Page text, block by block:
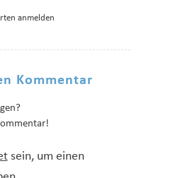
anmelden
Kommentar
sein, um einen